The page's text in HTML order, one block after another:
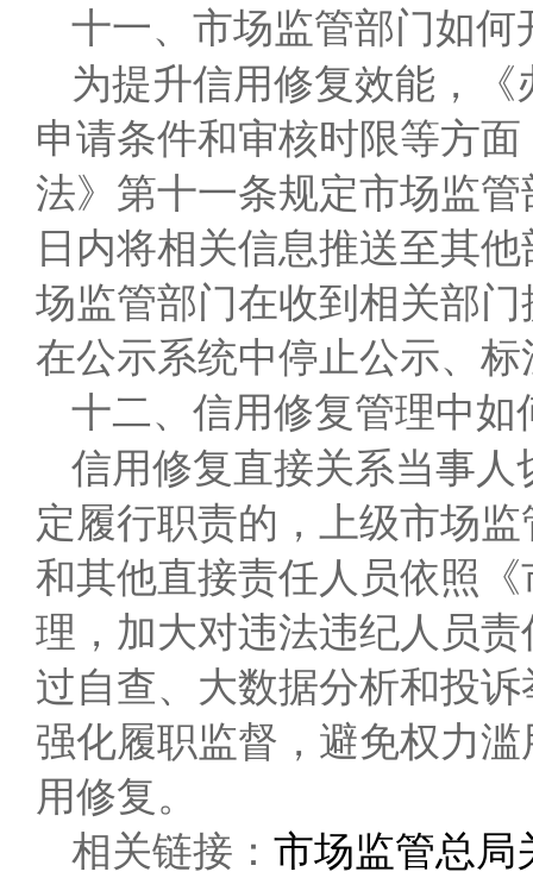
十一、市场监管部门如何
为提升信用修复效能，
申请条件和审核时限等方
法》第十一条规定市场监
日内将相关信息推送至其
场监管部门在收到相关部
在公示系统中停止公示、标
十二、信用修复管理中如
信用修复直接关系当事
定履行职责的，上级市场
和其他直接责任人员依照
理，加大对违法违纪人员
过自查、大数据分析和投
强化履职监督，避免权力
用修复。
相关链接： 市场监管总局